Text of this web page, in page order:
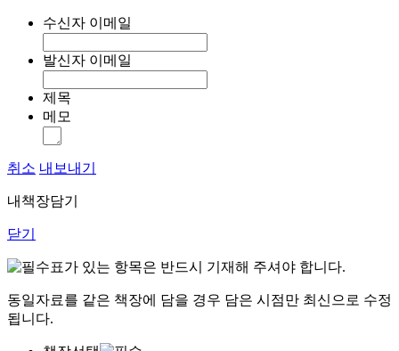
수신자 이메일
발신자 이메일
제목
메모
취소 내보내기
내책장담기
닫기
표가 있는 항목은 반드시 기재해 주셔야 합니다.
동일자료를 같은 책장에 담을 경우 담은 시점만 최신으로 수정
됩니다.